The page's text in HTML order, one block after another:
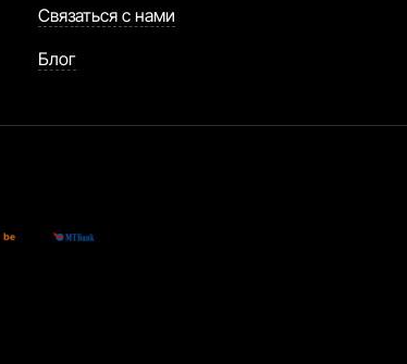
Связаться с нами
Блог